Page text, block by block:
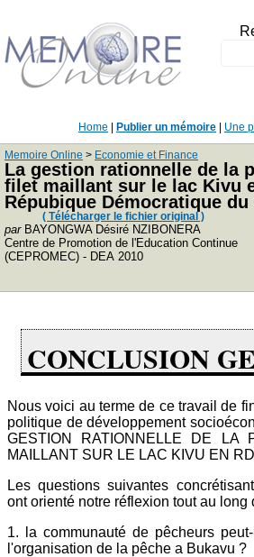
Home Publier un mémoire Une
Memoire Online > Economie et Finance
La gestion rationnelle de la
filet maillant sur le lac Kivu
Répubique Démocratique du
( Télécharger le fichier original )
parBAYONGWA Désiré NZIBONERA
Centre de Promotion de l'Education Continue
(CEPROMEC) - DEA 2010
CONCLUSION
Nous voici au terme de ce travail de
politique de développement
GESTION RATIONNELLE DE LA
MAILLANT SUR LE LAC KIVU EN
Les questions suivantes
ont orienté notre réflexion tout au long
1. la communauté de pêcheurs
l'organisation de la pêche a Bukavu ?